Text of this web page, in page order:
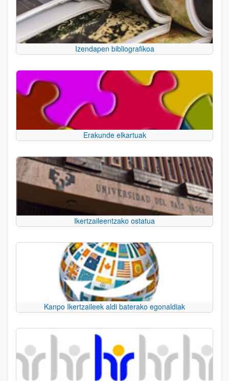
Izendapen bibliografikoa
Erakunde elkartuak
Ikertzaileentzako ostatua
Kanpo Ikertzaileek aldi baterako egonaldiak